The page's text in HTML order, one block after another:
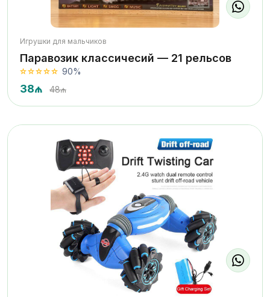
Игрушки для мальчиков
Паравозик классичесий — 21 рельсов
90%
38₼ 48₼